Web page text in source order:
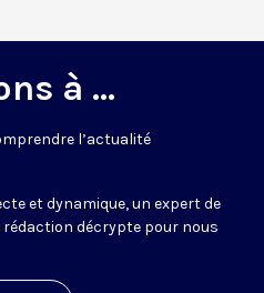
à ...
l’actualité
et dynamique, un expert de
rédaction décrypte pour nous